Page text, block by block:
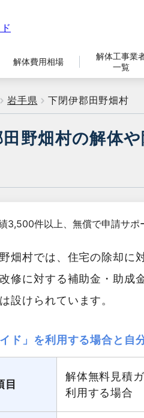
解体費用相場
解体工事業
一覧
岩手県 下閉伊郡田野畑村
野畑村の解体
畑村では、住宅の除却に
修に対する補助金・助成
設けられています。
ド」を利用する場合と自
目
解体無料見積
利用する場合